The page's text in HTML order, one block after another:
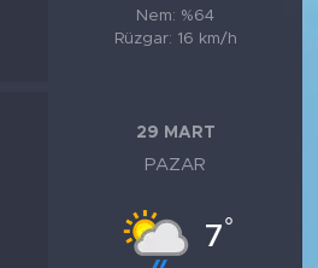
Nem: %64
Rüzgar: 16 km/h
29 MART
PAZAR
7°